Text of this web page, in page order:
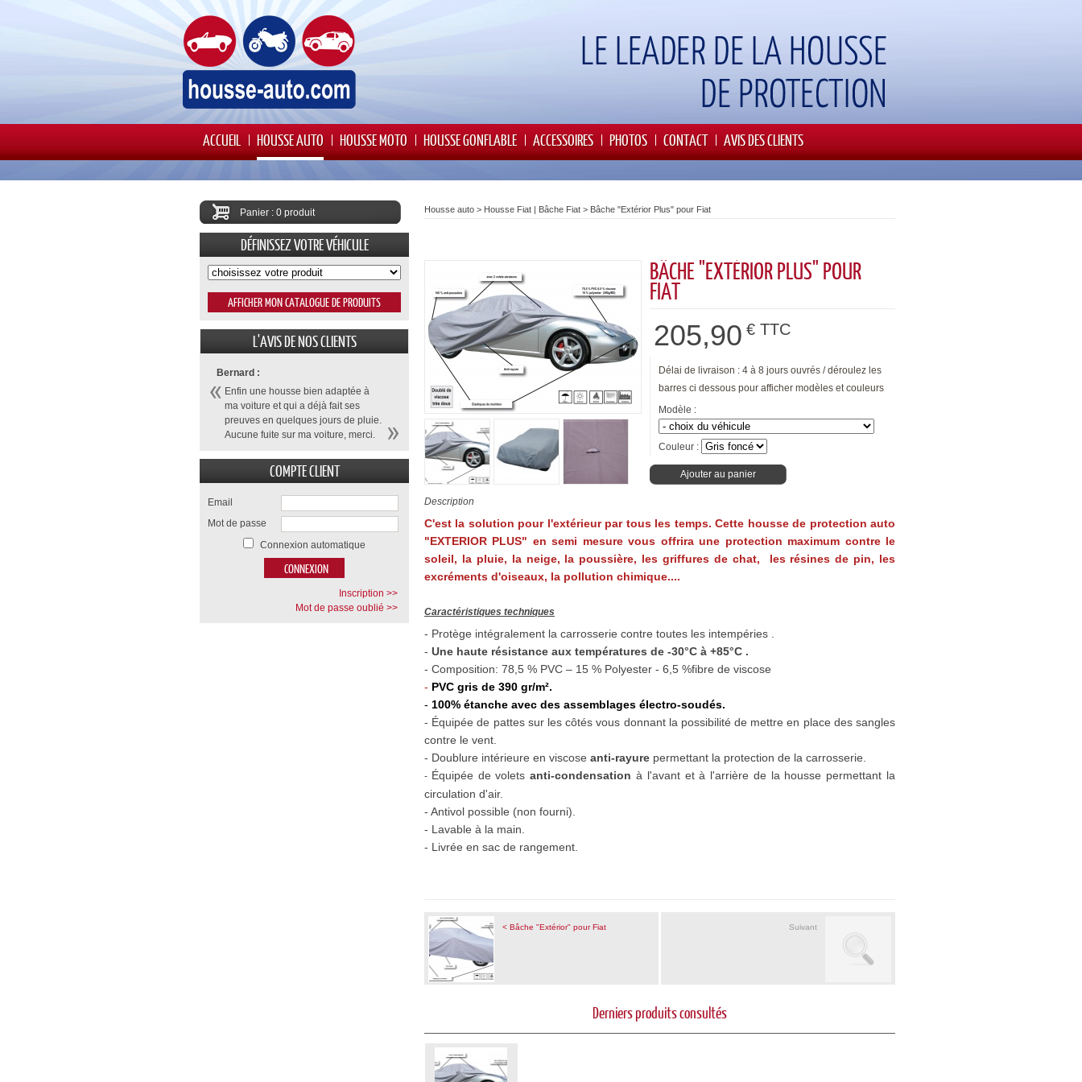
ACCUEIL HOUSSE AUTO HOUSSE MOTO HOUSSE GONFLABLE ACCESSOIRES PHOTOS CONTACT AVIS DES CLIENTS
Housse auto > Housse Fiat | Bâche Fiat > Bâche "Extérior Plus" pour Fiat
BÂCHE "EXTÉRIOR PLUS" POUR
FIAT
205,90 € TTC
Délai de livraison : 4 à 8 jours ouvrés / déroulez les
barres ci dessous pour afficher modèles et couleurs
Modèle :
Couleur :
Ajouter au panier
Description
C'est la solution pour l'extérieur par tous les temps. Cette housse de protection auto
"EXTERIOR PLUS" en semi mesure vous offrira une protection maximum contre le
soleil, la pluie, la neige, la poussière, les griffures de chat, les résines de pin, les
excréments d'oiseaux, la pollution chimique....
Caractéristiques techniques
- Protège intégralement la carrosserie contre toutes les intempéries .
- Une haute résistance aux températures de -30°C à +85°C .
- Composition: 78,5 % PVC – 15 % Polyester - 6,5 %fibre de viscose
- PVC gris de 390 gr/m².
- 100% étanche avec des assemblages électro-soudés.
- Équipée de pattes sur les côtés vous donnant la possibilité de mettre en place des sangles
contre le vent.
- Doublure intérieure en viscose anti-rayure permettant la protection de la carrosserie.
- Équipée de voletsanti-condensation à l'avant et à l'arrière de la housse permettant la
circulation d'air.
- Antivol possible (non fourni).
- Lavable à la main.
- Livrée en sac de rangement.
< Bâche "Extérior" pour Fiat Suivant
Derniers produits consultés
Panier : 0 produit
DÉFINISSEZ VOTRE VÉHICULE
L'AVIS DE NOS CLIENTS
Bernard :
Enfin une housse bien adaptée à
ma voiture et qui a déjà fait ses
preuves en quelques jours de pluie.
Aucune fuite sur ma voiture, merci.
COMPTE CLIENT
Email
Mot de passe
Connexion automatique
Inscription >>
Mot de passe oublié >>